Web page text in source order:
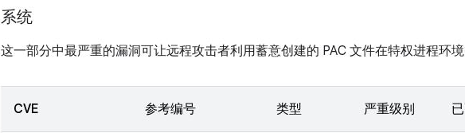
系统
这一部分中最严重的漏洞可让远程攻击者利用蓄意创建的 PAC 文件在特权进程环境
CVE 参考编号 类型 严重级别